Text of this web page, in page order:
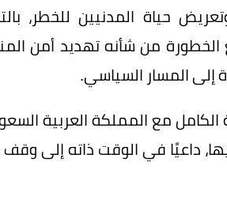
حياة المدنيين للخطر،
الخطورة من شأنه تهديد أمن
إلى المسار السياسي.
الكامل مع المملكة العربية
داعيًا في الوقت ذاته إلى